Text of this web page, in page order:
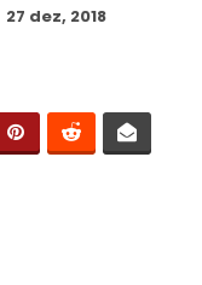
27 dez, 2018